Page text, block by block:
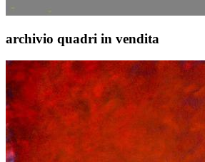
archivio quadri in vendita